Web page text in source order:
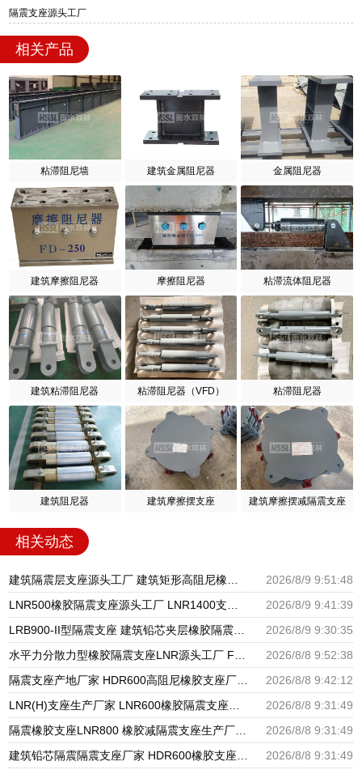
隔震支座源头工厂
相关产品
粘滞阻尼墙 建筑金属阻尼器 金属阻尼器
建筑摩擦阻尼器 摩擦阻尼器 粘滞流体阻尼器
建筑粘滞阻尼器 粘滞阻尼器（VFD） 粘滞阻尼器
建筑阻尼器 建筑摩擦摆支座 建筑摩擦摆减隔震支座
相关动态
2026/8/9 9:51:48
2026/8/9 9:41:39
2026/8/9 9:30:35
2026/8/8 9:52:38
2026/8/8 9:42:12
2026/8/8 9:31:49
2026/8/8 9:31:49
2026/8/8 9:31:49